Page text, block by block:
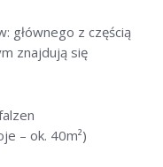
głównego z częścią
znajdują się
– ok. 40m²)